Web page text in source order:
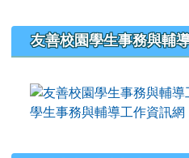
友善校園學生事務與輔
學生事務與輔導工作資訊網